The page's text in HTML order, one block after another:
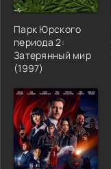
Парк Юрского
периода 2:
Затерянный мир
(1997)